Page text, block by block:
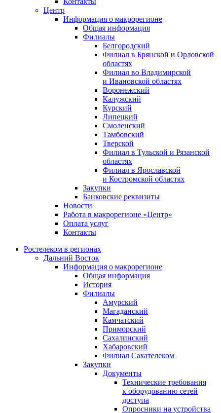
Центр
Информация о макрорегионе
Общая информация
Филиалы
Белгородский
Филиал в Брянской и Орловской
областях
Филиал во Владимирской
и Ивановской областях
Воронежский
Калужский
Курский
Липецкий
Смоленский
Тамбовский
Тверской
Филиал в Тульской и Рязанской
областях
Филиал в Ярославской
и Костромской областях
Закупки
Банковские реквизиты
Новости
Работа в макрорегионе «Центр»
Оплата услуг
Контакты
Ростелеком в регионах
Дальний Восток
Информация о макрорегионе
Общая информация
История
Филиалы
Амурский
Магаданский
Камчатский
Приморский
Сахалинский
Хабаровский
Филиал Сахателеком
Закупки
Документы
Технические требования
к оборудованию сетей
доступа
Опросники на устройства